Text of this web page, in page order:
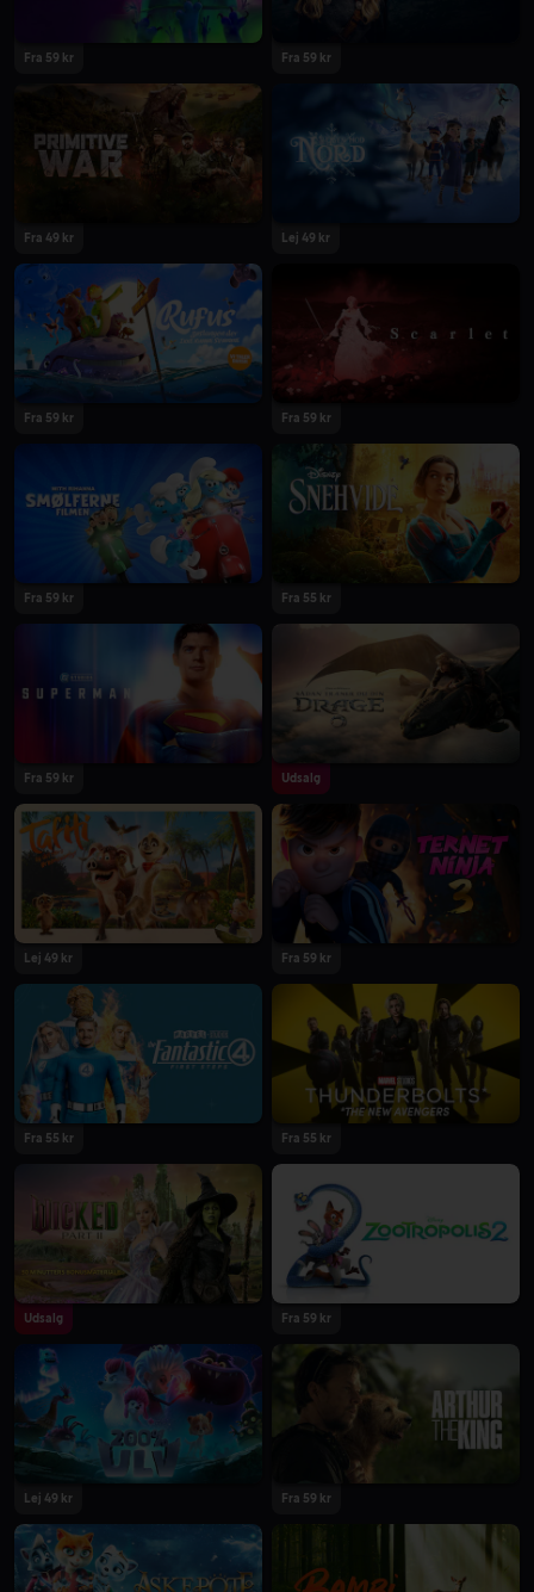
2025
Fra 59 kr
2025
Fra 59 kr
2025
Fra 49 kr Lej 49 kr
2025
Fra 59 kr Fra 59 kr
2025
Fra 59 kr
2025
Fra 55 kr
Fra 59 kr Udsalg
2025
Lej 49 kr Fra 59 kr
Fra 55 kr
2025
Fra 55 kr
2025
Udsalg Fra 59 kr
Lej 49 kr Fra 59 kr